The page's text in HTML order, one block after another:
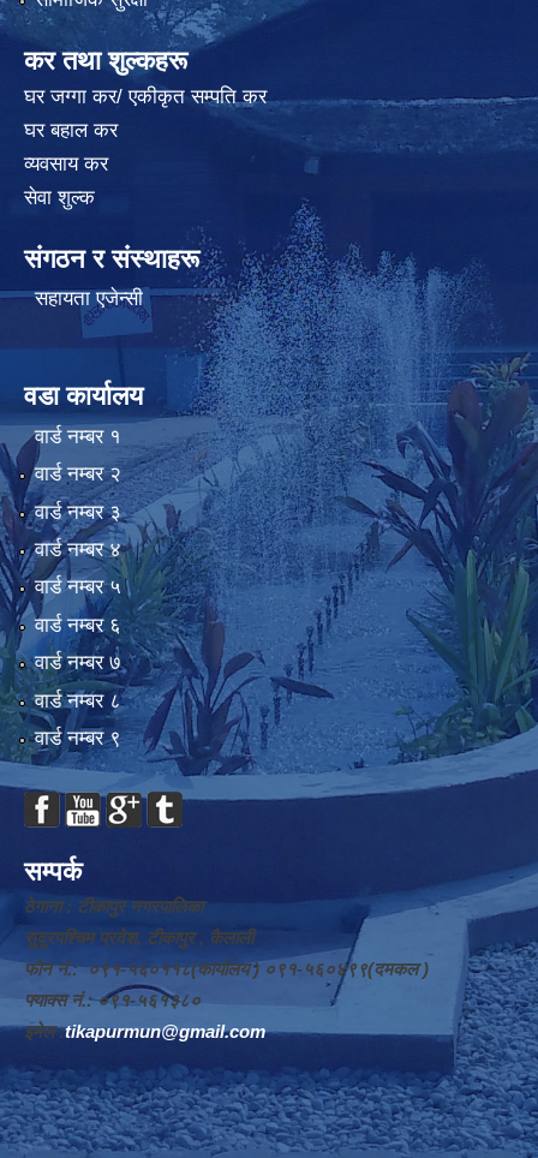
कर तथा शुल्कहरू
घर जग्गा कर/ एकीकृत सम्पति कर
घर बहाल कर
व्यवसाय कर
सेवा शुल्क
संगठन र संस्थाहरू
सहायता एजेन्सी
वडा कार्यालय
वार्ड न‌म्बर १
वार्ड न‌म्बर २
वार्ड न‌म्बर ३
वार्ड न‌म्बर ४
वार्ड न‌म्बर ५
वार्ड न‌म्बर ६
वार्ड न‌म्बर ७
वार्ड न‌म्बर ८
वार्ड न‌म्बर ९
सम्पर्क
ठेगाना : टीकापुर नगरपालिका
सुदूरपश्चिम प्रदेश, टीकापुर , कैलाली
फोन नं.: ०९१-५६०११८(कार्यालय ) ०९१-५६०४९९(दमकल )
फ्याक्स नं.: ०९१-५६१३८०
इमेल :tikapurmun@gmail.com